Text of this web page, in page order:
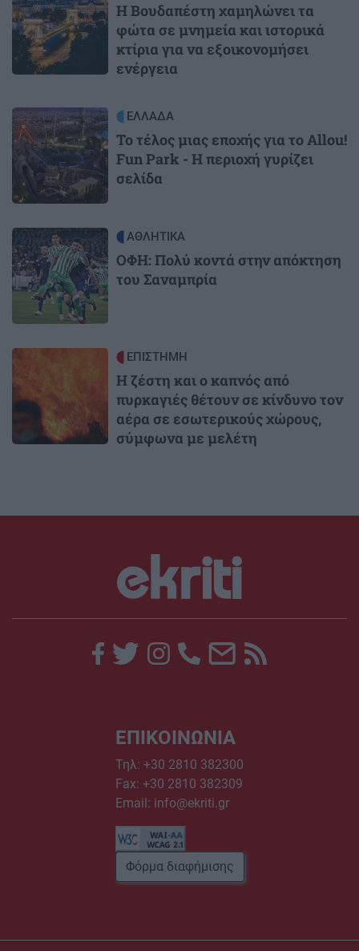
Η Βουδαπέστη χαμηλώνει τα
φώτα σε μνημεία και ιστορικά
κτίρια για να εξοικονομήσει
ενέργεια
Image ΕΛΛΑΔΑ
Το τέλος μιας εποχής για το Allou!
Fun Park - Η περιοχή γυρίζει
σελίδα
Image ΑΘΛΗΤΙΚΑ
ΟΦΗ: Πολύ κοντά στην απόκτηση
του Σαναμπρία
ΕΠΙΣΤΗΜΗ
Η ζέστη και ο καπνός από
πυρκαγιές θέτουν σε κίνδυνο τον
αέρα σε εσωτερικούς χώρους,
σύμφωνα με μελέτη
ΕΠΙΚΟΙΝΩΝΙΑ
Τηλ: +30 2810 382300
Fax: +30 2810 382309
Email: info@ekriti.gr
Φόρμα διαφήμισης